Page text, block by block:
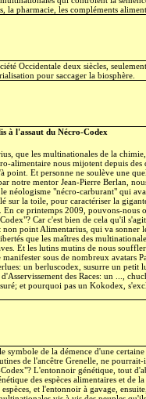
la pharmacie, les compléments
Occidentale deux siècles,
pour saccager la biosphère.
à l'assaut du Nécro-Codex
que les multinationales de la
alimentaire nous mijotent depuis des
point. Et personne ne soulève une
notre mentor Jean-Pierre Berlan,
néologisme "nécro-carburant" qui
sur la toile, pour caractériser la
En ce printemps 2009, pouvons-nous
Car c'est bien de cela qu'il
point Alimentarius, qui va sonner
que les maîtres des
Et les lutins mutins de nous
sous de nombreux avatars
un berluscodex, susurre un petit
des Races: un ...,
et pourquoi pas un Kokodex,
symbole de la démence d'une
de l'ancêtre Grenelle, ne pourrait-
L'entonnoir génétique, tout
des espèces alimentaires et de
espèces, et l'entonnoir à gavage,